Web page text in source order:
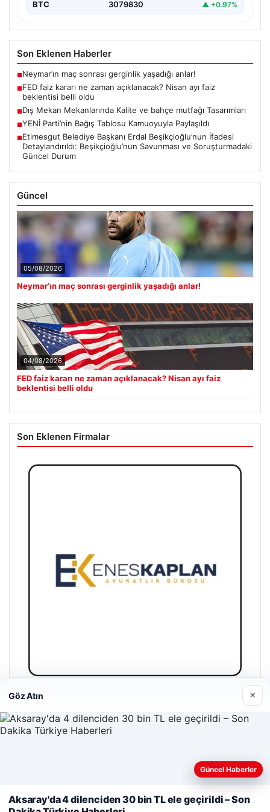
BTC 3079830 ▲ +0.97%
Son Eklenen Haberler
Neymar’ın maç sonrası gerginlik yaşadığı anlar!
FED faiz kararı ne zaman açıklanacak? Nisan ayı faiz
beklentisi belli oldu
■Dış Mekan Mekanlarında Kalite ve bahçe mutfağı Tasarımları
YENİ Parti’nin Bağış Tablosu Kamuoyuyla Paylaşıldı
Detaylandırıldı: Beşikçioğlu’nun Savunması ve Soruşturmadaki
Güncel Durum
Güncel
Neymar’ın maç sonrası gerginlik yaşadığı anlar!
04/08/2026
beklentisi belli oldu
Son Eklenen Firmalar
Enes Kaplan Avukatlık Bürosu
Web sitemizi nasıl kullandığınızı daha iyi anlayabilmek,
kullanıyoruz.Çerez Politikamız
Göz Atın ×
Güncel Haberler
Aksaray'da 4 dilenciden 30 bin TL ele geçirildi – Son